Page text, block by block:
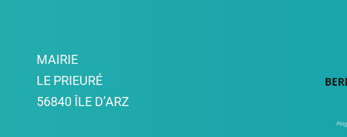
MAIRIE
LE PRIEURÉ
56840 ÎLE D’ARZ